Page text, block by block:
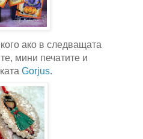
ако в следващата
мини печатите и
Gorjus.